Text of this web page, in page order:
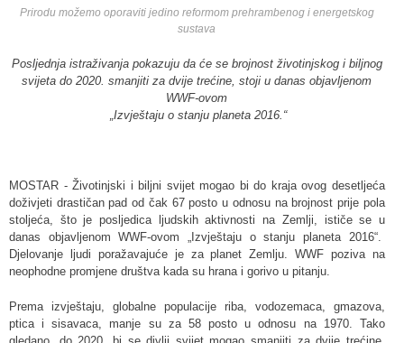
Prirodu možemo oporaviti jedino reformom prehrambenog i energetskog
sustava
Posljednja istraživanja pokazuju da će se brojnost životinjskog i biljnog
svijeta do 2020. smanjiti za dvije trećine, stoji u danas objavljenom
WWF-ovom
„Izvještaju o stanju planeta 2016.“
MOSTAR - Životinjski i biljni svijet mogao bi do kraja ovog desetljeća
doživjeti drastičan pad od čak 67 posto u odnosu na brojnost prije pola
stoljeća, što je posljedica ljudskih aktivnosti na Zemlji, ističe se u
danas objavljenom WWF-ovom „Izvještaju o stanju planeta 2016“.
Djelovanje ljudi poražavajuće je za planet Zemlju. WWF poziva na
neophodne promjene društva kada su hrana i gorivo u pitanju.
Prema izvještaju, globalne populacije riba, vodozemaca, gmazova,
ptica i sisavaca, manje su za 58 posto u odnosu na 1970. Tako